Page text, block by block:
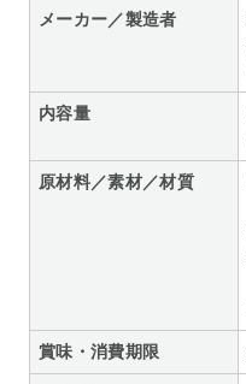
メーカー／製造者
内容量
原材料／素材／材質
賞味・消費期限